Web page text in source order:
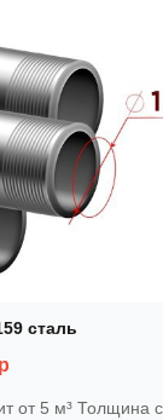
сталь
от 5 м³ Толщина